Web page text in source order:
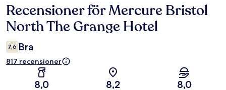
Recensioner
Recensioner för Mercure Bristol
North The Grange Hotel
7,6 Bra
817 recensioner
8,0 8,2 8,0